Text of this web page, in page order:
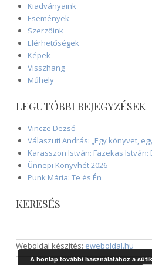
Kiadványaink
Események
Szerzőink
Elérhetőségek
Képek
Visszhang
Műhely
LEGUTÓBBI BEJEGYZÉSEK
Vincze Dezső
Válaszuti András: „Egy könyvet,
Karasszon István: Fazekas
Ünnepi Könyvhét 2026
Punk Mária: Te és Én
KERESÉS
for:
Weboldal készítés: eweboldal.hu
A honlap további használatához a